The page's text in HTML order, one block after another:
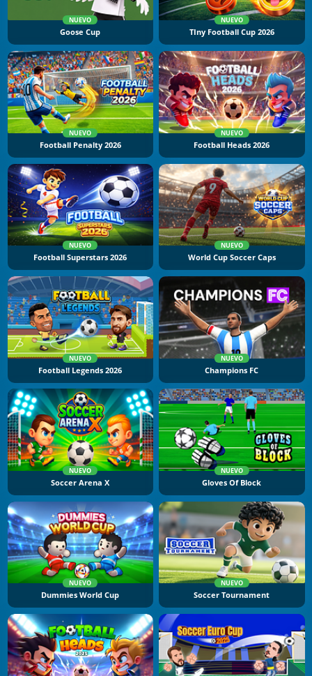
NUEVO
Goose Cup
NUEVO
TIny Football Cup 2026
NUEVO
Football Penalty 2026
NUEVO
Football Heads 2026
NUEVO
Football Superstars 2026
NUEVO
World Cup Soccer Caps
NUEVO
Football Legends 2026
NUEVO
Champions FC
NUEVO
Soccer Arena X
NUEVO
Gloves Of Block
NUEVO
Dummies World Cup
NUEVO
Soccer Tournament